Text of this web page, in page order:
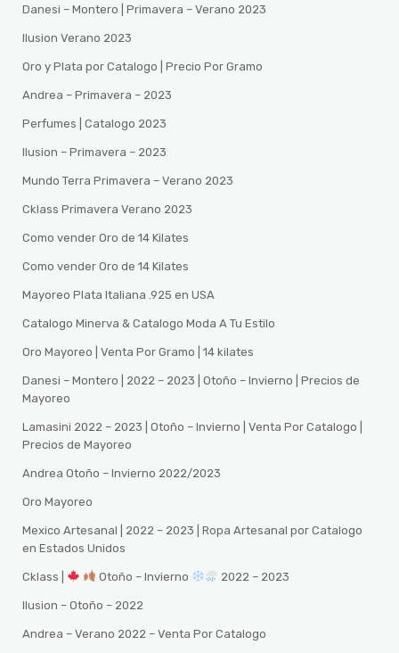
Danesi – Montero | Primavera – Verano 2023
Ilusion Verano 2023
Oro y Plata por Catalogo | Precio Por Gramo
Andrea – Primavera – 2023
Perfumes | Catalogo 2023
Ilusion – Primavera – 2023
Mundo Terra Primavera – Verano 2023
Cklass Primavera Verano 2023
Como vender Oro de 14 Kilates
Como vender Oro de 14 Kilates
Mayoreo Plata Italiana .925 en USA
Catalogo Minerva & Catalogo Moda A Tu Estilo
Oro Mayoreo | Venta Por Gramo | 14 kilates
Danesi – Montero | 2022 – 2023 | Otoño – Invierno | Precios de
Mayoreo
Lamasini 2022 – 2023 | Otoño – Invierno | Venta Por Catalogo |
Precios de Mayoreo
Andrea Otoño – Invierno 2022/2023
Oro Mayoreo
Mexico Artesanal | 2022 – 2023 | Ropa Artesanal por Catalogo
en Estados Unidos
Cklass | Otoño – Invierno 2022 – 2023
Ilusion – Otoño – 2022
Andrea – Verano 2022 – Venta Por Catalogo